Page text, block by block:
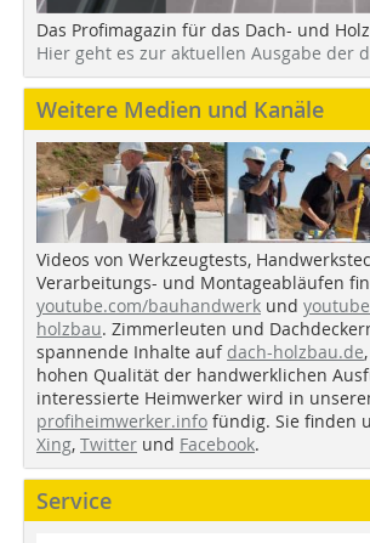
Das Profimagazin für das Dach- und
Hier geht es zur aktuellen Ausgabe der
Weitere Medien und Kanäle
Videos von Werkzeugtests,
Verarbeitungs- und Montageabläufen
youtube.com/bauhandwerk und
holzbau. Zimmerleuten und
spannende Inhalte auf dach-holzbau.de
hohen Qualität der handwerklichen
interessierte Heimwerker wird in
profiheimwerker.info fündig. Sie finden
Xing, Twitter und Facebook.
Service